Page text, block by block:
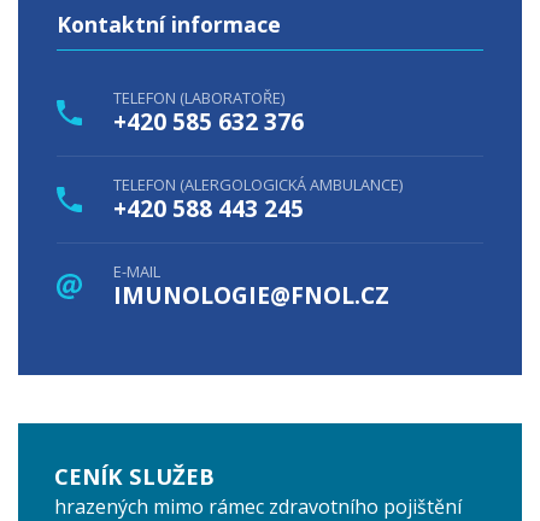
Kontaktní informace
TELEFON (LABORATOŘE)
+420 585 632 376
TELEFON (ALERGOLOGICKÁ AMBULANCE)
+420 588 443 245
E-MAIL
IMUNOLOGIE@FNOL.CZ
CENÍK SLUŽEB
hrazených mimo rámec zdravotního pojištění